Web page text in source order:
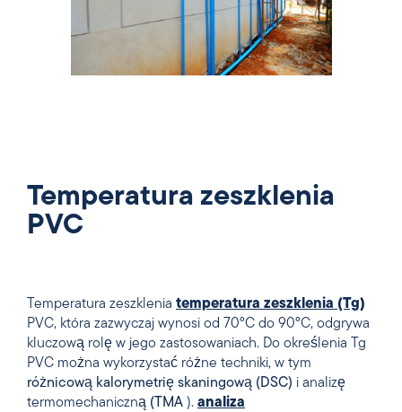
Temperatura zeszklenia
PVC
Temperatura zeszklenia temperatura zeszklenia (Tg)
PVC, która zazwyczaj wynosi od 70°C do 90°C, odgrywa
kluczową rolę w jego zastosowaniach. Do określenia Tg
PVC można wykorzystać różne techniki, w tym
różnicową kalorymetrię skaningową (DSC) i analizę
termomechaniczną (TMA ). analiza